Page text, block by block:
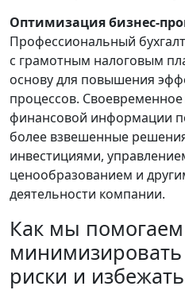
Оптимизация бизнес-
Профессиональный
с грамотным налоговым
основу для повышения
процессов.
финансовой информации
более взвешенные
инвестициями,
ценообразованием и
деятельности компании.
Как мы помогаем
риски и